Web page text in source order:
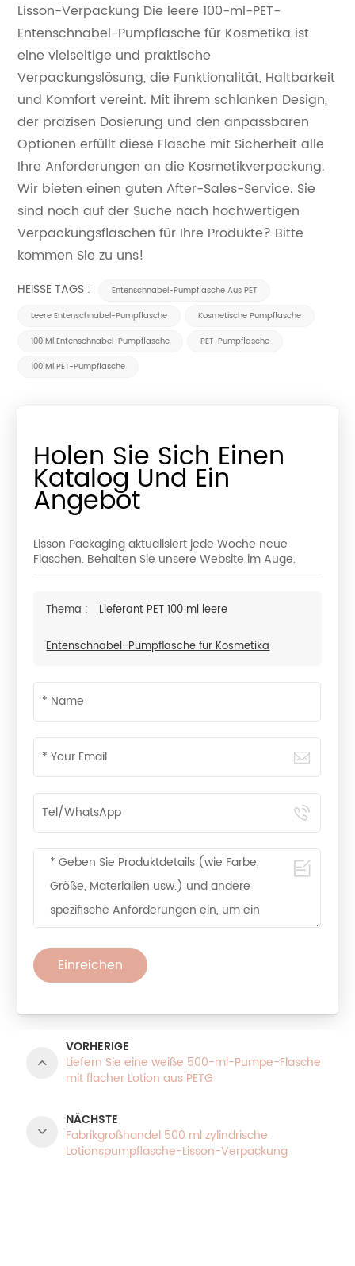
Lisson-Verpackung Die leere 100-ml-PET-
Entenschnabel-Pumpflasche für Kosmetika ist
eine vielseitige und praktische
Verpackungslösung, die Funktionalität, Haltbarkeit
und Komfort vereint. Mit ihrem schlanken Design,
der präzisen Dosierung und den anpassbaren
Optionen erfüllt diese Flasche mit Sicherheit alle
Ihre Anforderungen an die Kosmetikverpackung.
Wir bieten einen guten After-Sales-Service. Sie
sind noch auf der Suche nach hochwertigen
Verpackungsflaschen für Ihre Produkte? Bitte
kommen Sie zu uns!
HEISSE TAGS :
Entenschnabel-Pumpflasche Aus PET
Leere Entenschnabel-Pumpflasche
Kosmetische Pumpflasche
100 Ml Entenschnabel-Pumpflasche
PET-Pumpflasche
100 Ml PET-Pumpflasche
Holen Sie Sich Einen
Katalog Und Ein
Angebot
Lisson Packaging aktualisiert jede Woche neue
Flaschen. Behalten Sie unsere Website im Auge.
Thema : Lieferant PET 100 ml leere
Entenschnabel-Pumpflasche für Kosmetika
Einreichen
VORHERIGE
Liefern Sie eine weiße 500-ml-Pumpe-Flasche
mit flacher Lotion aus PETG
NÄCHSTE
Fabrikgroßhandel 500 ml zylindrische
Lotionspumpflasche-Lisson-Verpackung